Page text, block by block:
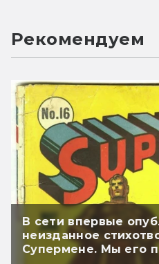
Рекомендуем
В сети впервые
неизданное
Супермене. Мы его